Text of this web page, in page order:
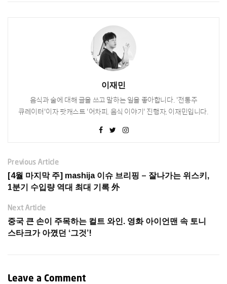
이재민
음식과 술에 대해 글을 쓰고 말하는 일을 좋아합니다. '전통주
큐레이터'이자 팟캐스트 '어차피, 음식 이야기' 진행자, 이재민입니다.
Previous Article
[4월 마지막 주] mashija 이슈 브리핑 – 잘나가는 위스키,
1분기 수입량 역대 최대 기록 外
Next Article
중국 큰 손이 주목하는 컬트 와인. 영화 아이언맨 속 토니
스타크가 아꼈던 ‘그것’!
Leave a Comment